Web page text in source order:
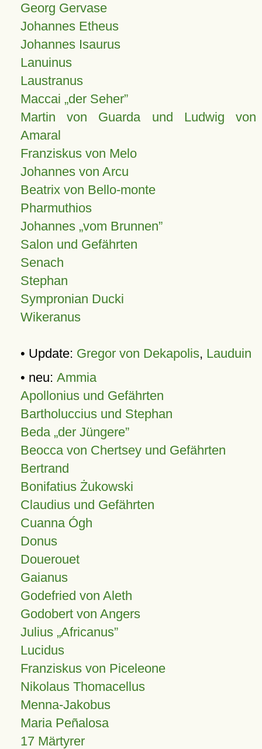
Georg Gervase
Johannes Etheus
Johannes Isaurus
Lanuinus
Laustranus
Maccai „der Seher”
Martin von Guarda und Ludwig von
Amaral
Franziskus von Melo
Johannes von Arcu
Beatrix von Bello-monte
Pharmuthios
Johannes vom Brunnen
Salon und Gefährten
Senach
Stephan
Sympronian Ducki
Wikeranus
• Update: Gregor von Dekapolis, Lauduin
• neu: Ammia
Apollonius und Gefährten
Bartholuccius und Stephan
Beda „der Jüngere”
Beocca von Chertsey und Gefährten
Bertrand
Bonifatius Żukowski
Claudius und Gefährten
Cuanna Ógh
Donus
Douerouet
Gaianus
Godefried von Aleth
Godobert von Angers
Julius Africanus
Lucidus
Franziskus von Piceleone
Nikolaus Thomacellus
Menna-Jakobus
Maria Peñalosa
17 Märtyrer